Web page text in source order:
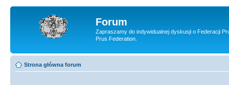
Forum
Zapraszamy do indywidualnej dyskusji o Federacji
Prus Federation.
Strona główna forum